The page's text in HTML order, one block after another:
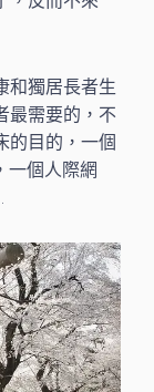
和獨居長者生
最需要的，不
的目的，一個
個人際網